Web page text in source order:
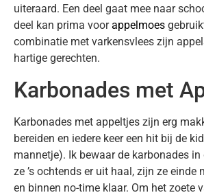
uiteraard. Een deel gaat mee naar
deel kan prima voorappelmoes
combinatie met varkensvlees zijn
hartige gerechten.
Karbonades met
Karbonades met appeltjes zijn erg
bereiden en iedere keer een hit bij de
mannetje). Ik bewaar de karbonades in
ze ’s ochtends er uit haal, zijn ze einde
en binnen no-time klaar. Om het zoete